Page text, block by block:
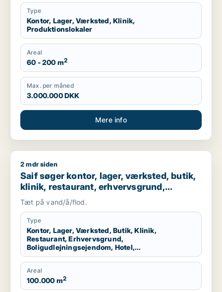
Type
Kontor, Lager, Værksted, Klinik,
Produktionslokaler
Areal
60 - 200 m2
Max. per måned
3.000.000 DKK
Mere info
Saif søger kontor, lager, værksted, butik, klinik, restaurant,
2 mdr siden
Saif søger kontor, lager, værksted, butik,
klinik, restaurant, erhvervsgrund,
boligudlejningsejendom, hotel,
produktionslokaler eller garage til salg i
Storkøbenhavn
Tæt på vand/å/flod.
Type
Kontor, Lager, Værksted, Butik, Klinik,
Restaurant, Erhvervsgrund,
Boligudlejningsejendom, Hotel,
Produktionslokaler, Garage
Areal
100.000 m2